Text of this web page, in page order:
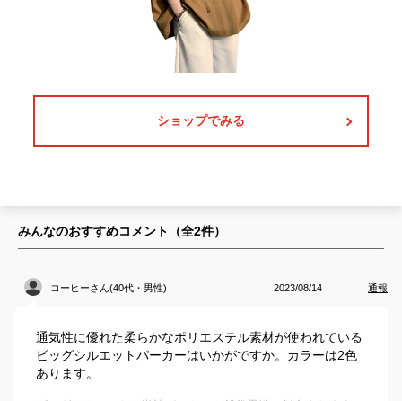
ショップでみる
みんなのおすすめコメント（全2件）
コーヒーさん(40代・男性) 2023/08/14 通報
通気性に優れた柔らかなポリエステル素材が使われている
ビッグシルエットパーカーはいかがですか。カラーは2色
あります。